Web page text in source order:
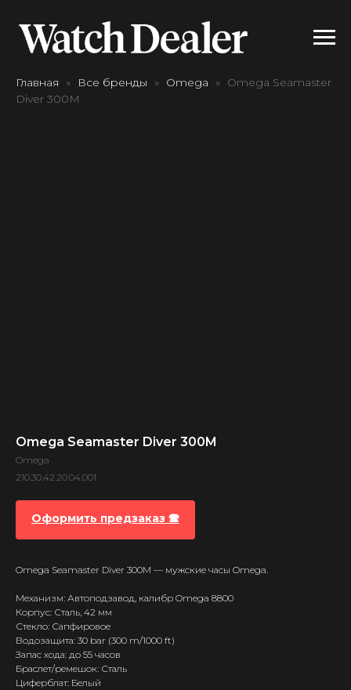
Главная Все бренды Omega
Omega Seamaster
Diver 300M
Omega Seamaster Diver 300M
Omega
210.30.42.20.04.001
Оформить предзаказ 🕿
Omega Seamaster Diver 300M — мужские часы Omega.
Механизм: Автоподзавод, калибр Omega 8800
Корпус: Сталь, 42 мм
Стекло: Сапфировое
Водозащита: 30 bar (300 m/1000 ft)
Запас хода: до 55 часов
Браслет/ремешок: Сталь
Циферблат: Белый